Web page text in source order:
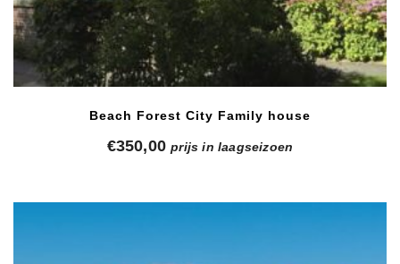
Beach Forest City Family house
€350,00 prijs in laagseizoen